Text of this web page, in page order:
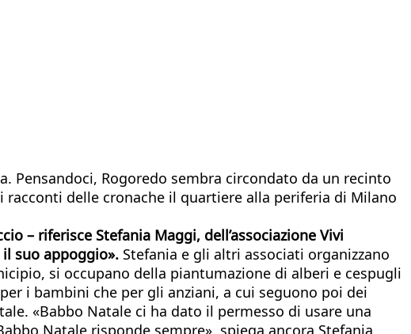
Rogoredo sembra circondato da un recinto
racconti delle cronache il quartiere alla periferia di Milano
– riferisce Stefania Maggi, dell’associazione Vivi
suo appoggio». Stefania e gli altri associati organizzano
si occupano della piantumazione di alberi e cespugli
i bambini che per gli anziani, a cui seguono poi dei
«Babbo Natale ci ha dato il permesso di usare una
Natale risponde sempre», spiega ancora Stefania